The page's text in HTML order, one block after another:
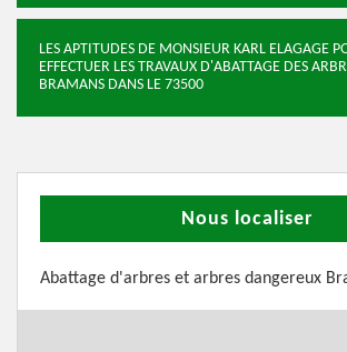
LES APTITUDES DE MONSIEUR KARL ELAGAGE
EFFECTUER LES TRAVAUX D'ABATTAGE DES
BRAMANS DANS LE 73500
Nous localiser
Abattage d'arbres et arbres dangereux